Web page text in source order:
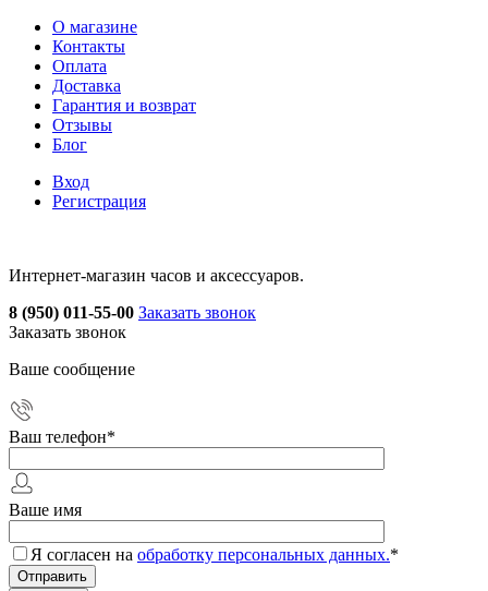
О магазине
Контакты
Оплата
Доставка
Гарантия и возврат
Отзывы
Блог
Вход
Регистрация
Интернет-магазин часов и аксессуаров.
8 (950) 011-55-00 Заказать звонок
Заказать звонок
Ваше сообщение
Ваш телефон*
Ваше имя
Я согласен на обработку персональных данных.*